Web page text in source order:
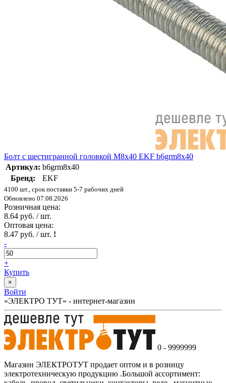
Болт с шестигранной головкой М8х40 EKF b6grm8x40
Артикул: b6grm8x40
Бренд:
EKF
4100 шт., срок поставки 5-7 рабочих дней
Обновлено 07.08.2026
Розничная цена:
8.64 руб. / шт.
Оптовая цена:
8.47 руб. / шт. !
-
+
Купить
×
Войти
«ЭЛЕКТРО ТУТ» - интернет-магазин
0 - 9999999
Магазин ЭЛЕКТРОТУТ продает оптом и в розницу
электротехническую продукцию .Большой ассортимент: